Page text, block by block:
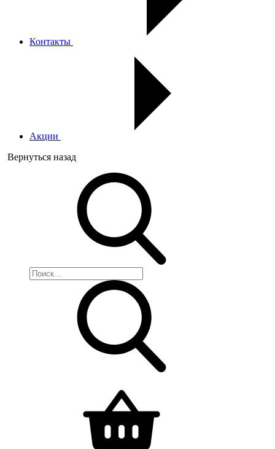
Контакты
Акции
Вернуться назад